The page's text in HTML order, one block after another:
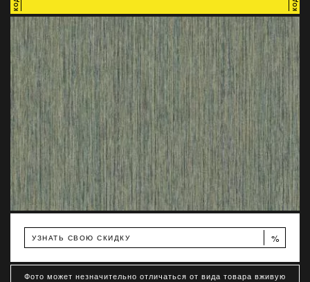
УЗНАТЬ СВОЮ СКИДКУ %
Фото может незначительно отличаться от вида товара вживую